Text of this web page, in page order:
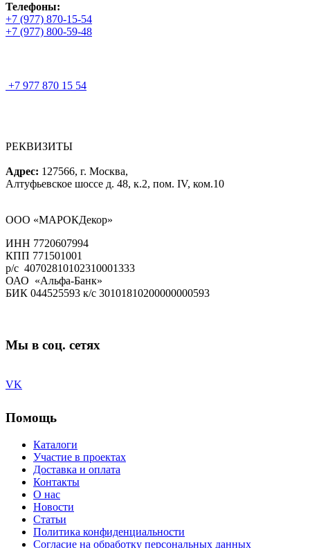
Телефоны:
+7 (977) 870-15-54
+7 (977) 800-59-48
+7 977 870 15 54
РЕКВИЗИТЫ
Адрес: 127566, г. Москва,
Алтуфьевское шоссе д. 48, к.2, пом. IV, ком.10
ООО «МАРОКДекор»
ИНН 7720607994
КПП 771501001
р/с 40702810102310001333
ОАО «Альфа-Банк»
БИК 044525593 к/с 30101810200000000593
Мы в соц. сетях
VK
Помощь
Каталоги
Участие в проектах
Доставка и оплата
Контакты
О нас
Новости
Статьи
Политика конфиденциальности
Согласие на обработку персональных данных